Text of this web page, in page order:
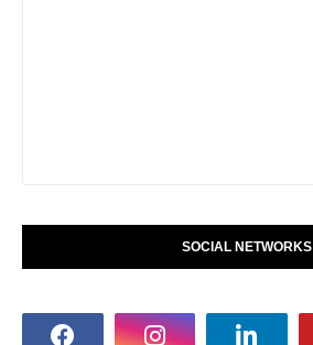
SOCIAL NETWORKS